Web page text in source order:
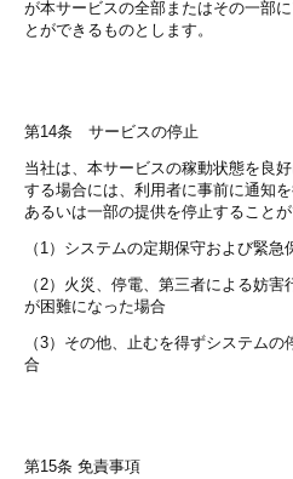
が本サービスの全部またはその一部
とができるものとします。
第14条 サービスの停止
当社は、本サービスの稼動状態を良
する場合には、利用者に事前に通知
あるいは一部の提供を停止することが
（1）システムの定期保守および緊
（2）火災、停電、第三者による妨
が困難になった場合
（3）その他、止むを得ずシステム
合
第15条 免責事項